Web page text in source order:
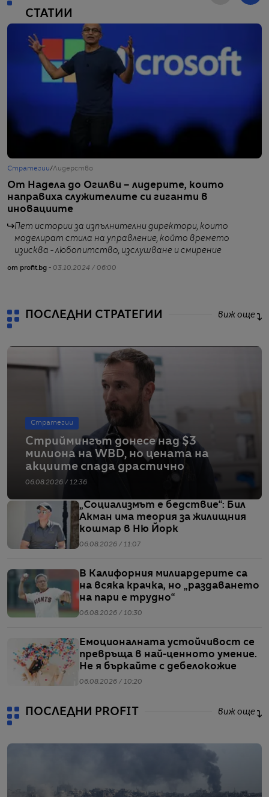
СТАТИИ
Стратегии/Лидерство
От Надела до Огилви – лидерите, които
направиха служителите си гиганти в
иновациите
Пет истории за изпълнителни директори, които
моделират стила на управление, който времето
изисква - любопитство, изслушване и смирение
от profit.bg - 03.10.2024 / 06:00
ПОСЛЕДНИ СТРАТЕГИИ виж още
Стратегии
Стриймингът донесе над $3
милиона на WBD, но цената на
акциите спада драстично
06.08.2026 / 12:36
„Социализмът е бедствие“: Бил
Акман има теория за жилищния
кошмар в Ню Йорк
06.08.2026 / 11:07
В Калифорния милиардерите са
на всяка крачка, но „раздаването
на пари е трудно“
06.08.2026 / 10:30
Емоционалната устойчивост се
превръща в най-ценното умение.
Не я бъркайте с дебелокожие
06.08.2026 / 10:20
ПОСЛЕДНИ PROFIT виж още